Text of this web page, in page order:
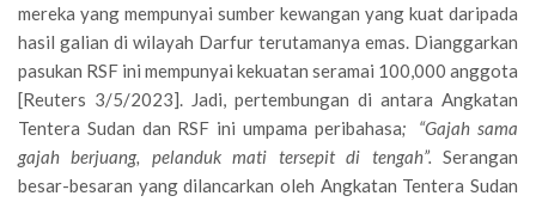
mereka yang mempunyai sumber kewangan yang kuat daripada
hasil galian di wilayah Darfur terutamanya emas. Dianggarkan
pasukan RSF ini mempunyai kekuatan seramai 100,000 anggota
[Reuters 3/5/2023]. Jadi, pertembungan di antara Angkatan
Tentera Sudan dan RSF ini umpama peribahasa; “Gajah sama
gajah berjuang, pelanduk mati tersepit di tengah”. Serangan
besar-besaran yang dilancarkan oleh Angkatan Tentera Sudan